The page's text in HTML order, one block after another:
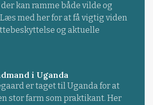
kan ramme både vilde og
med her for at få vigtig viden
og aktuelle
i Uganda
er taget til Uganda for at
stor farm som praktikant. Her